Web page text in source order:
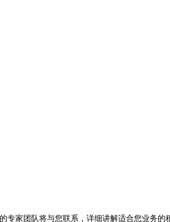
专家团队将与您联系，详细讲解适合您业务的